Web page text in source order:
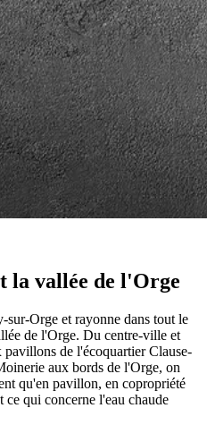
la vallée de l'Orge
sur-Orge et rayonne dans tout le
de l'Orge. Du centre-ville et
de l'écoquartier Clause-
aux bords de l'Orge, on
qu'en pavillon, en copropriété
qui concerne l'eau chaude